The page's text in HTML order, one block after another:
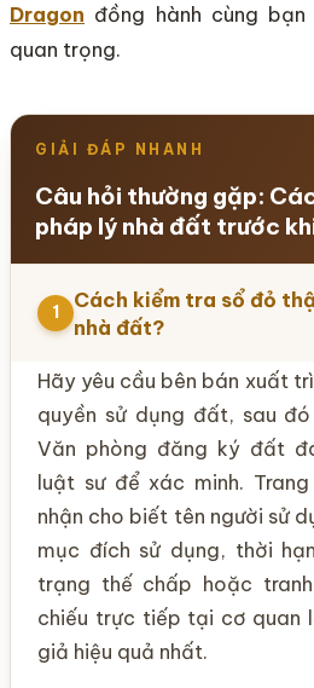
Dragon đồng hành cùng
quan trọng.
GIẢI ĐÁP NHANH
Câu hỏi thường gặp:
pháp lý nhà đất trước
1
Cách kiểm tra sổ đỏ
nhà đất?
Hãy yêu cầu bên bán xuất
quyền sử dụng đất, sau
Văn phòng đăng ký đất
luật sư để xác minh.
nhận cho biết tên người sử
mục đích sử dụng, thời
trạng thế chấp hoặc
chiếu trực tiếp tại cơ quan
giả hiệu quả nhất.